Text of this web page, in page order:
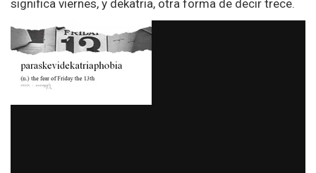
significa viernes, y dekatria, otra forma de decir trece.